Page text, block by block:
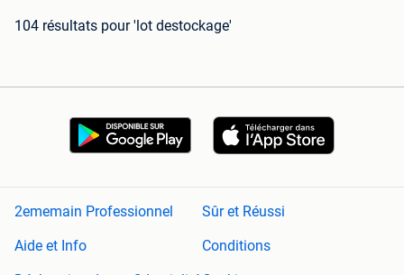
104 résultats pour 'lot destockage'
2ememain Professionnel
Sûr et Réussi
Aide et Info
Conditions